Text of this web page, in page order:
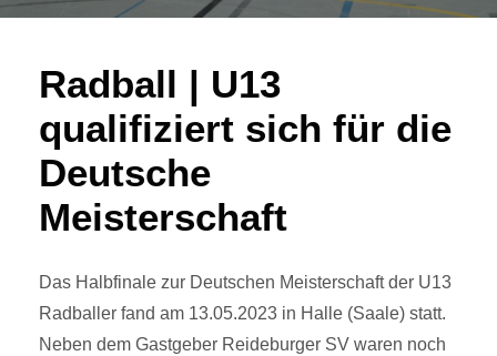
Radball | U13
qualifiziert sich für die
Deutsche
Meisterschaft
Das Halbfinale zur Deutschen Meisterschaft der U13
Radballer fand am 13.05.2023 in Halle (Saale) statt.
Neben dem Gastgeber Reideburger SV waren noch